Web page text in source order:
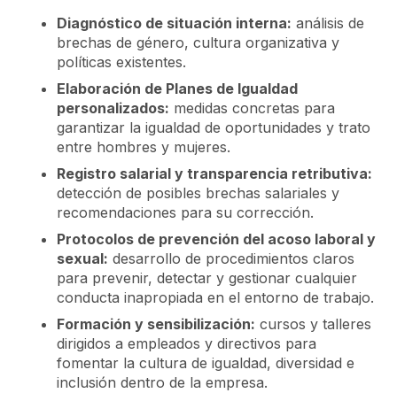
Diagnóstico de situación interna: análisis de
brechas de género, cultura organizativa y
políticas existentes.
Elaboración de Planes de Igualdad
personalizados: medidas concretas para
garantizar la igualdad de oportunidades y trato
entre hombres y mujeres.
Registro salarial y transparencia retributiva:
detección de posibles brechas salariales y
recomendaciones para su corrección.
Protocolos de prevención del acoso laboral y
sexual: desarrollo de procedimientos claros
para prevenir, detectar y gestionar cualquier
conducta inapropiada en el entorno de trabajo.
Formación y sensibilización: cursos y talleres
dirigidos a empleados y directivos para
fomentar la cultura de igualdad, diversidad e
inclusión dentro de la empresa.